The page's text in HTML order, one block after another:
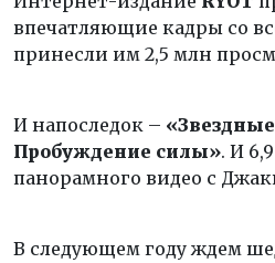
впечатляющие кадры со
принесли им 2,5 млн
И напоследок –
Пробуждение силы». И
панорамного видео с
В следующем году ждем